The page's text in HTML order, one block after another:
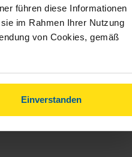
führen diese Informationen
im Rahmen Ihrer Nutzung
von Cookies, gemäß
Einverstanden